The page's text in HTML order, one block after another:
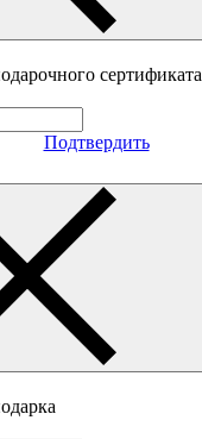
сертификата
Подтвердить